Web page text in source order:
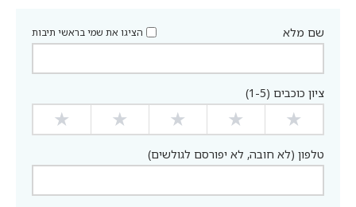
שם מלא הציגו את שמי בראשי תיבות
ציון כוכבים (1-5)
★
★
★
★
★
טלפון (לא חובה, לא יפורסם לגולשים)